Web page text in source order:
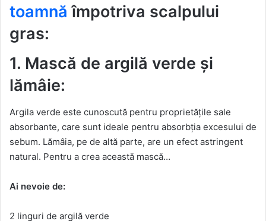
toamnă împotriva scalpului
gras:
1. Mască de argilă verde și
lămâie:
Argila verde este cunoscută pentru proprietățile sale
absorbante, care sunt ideale pentru absorbția excesului de
sebum. Lămâia, pe de altă parte, are un efect astringent
natural. Pentru a crea această mască…
Ai nevoie de:
2 linguri de argilă verde